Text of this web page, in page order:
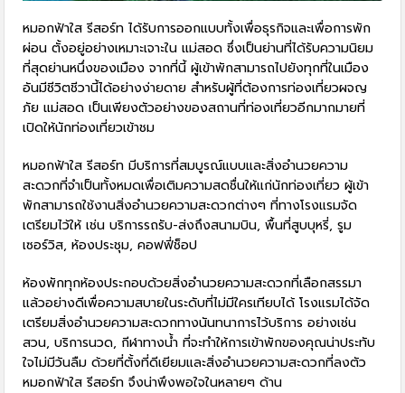
หมอกฟ้าใส รีสอร์ท ได้รับการออกแบบทั้งเพื่อธุรกิจและเพื่อการพัก
ผ่อน ตั้งอยู่อย่างเหมาะเจาะใน แม่สอด ซึ่งเป็นย่านที่ได้รับความนิยม
ที่สุดย่านหนึ่งของเมือง จากที่นี้ ผู้เข้าพักสามารถไปยังทุกที่ในเมือง
อันมีชีวิตชีวานี้ได้อย่างง่ายดาย สำหรับผู้ที่ต้องการท่องเที่ยวผจญ
ภัย แม่สอด เป็นเพียงตัวอย่างของสถานที่ท่องเที่ยวอีกมากมายที่
เปิดให้นักท่องเที่ยวเข้าชม
หมอกฟ้าใส รีสอร์ท มีบริการที่สมบูรณ์แบบและสิ่งอำนวยความ
สะดวกที่จำเป็นทั้งหมดเพื่อเติมความสดชื่นให้แก่นักท่องเที่ยว ผู้เข้า
พักสามารถใช้งานสิ่งอำนวยความสะดวกต่างๆ ที่ทางโรงแรมจัด
เตรียมไว้ให้ เช่น บริการรถรับ-ส่งถึงสนามบิน, พื้นที่สูบบุหรี่, รูม
เซอร์วิส, ห้องประชุม, คอฟฟี่ช็อป
ห้องพักทุกห้องประกอบด้วยสิ่งอำนวยความสะดวกที่เลือกสรรมา
แล้วอย่างดีเพื่อความสบายในระดับที่ไม่มีใครเทียบได้ โรงแรมได้จัด
เตรียมสิ่งอำนวยความสะดวกทางนันทนาการไว้บริการ อย่างเช่น
สวน, บริการนวด, กีฬาทางน้ำ ที่จะทำให้การเข้าพักของคุณน่าประทับ
ใจไม่มีวันลืม ด้วยที่ตั้งที่ดีเยียมและสิ่งอำนวยความสะดวกที่ลงตัว
หมอกฟ้าใส รีสอร์ท จึงน่าพึงพอใจในหลายๆ ด้าน